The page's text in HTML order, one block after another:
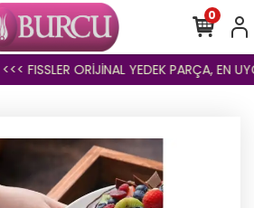
<<< FISSLER ORİJİNAL YEDEK PARÇA, EN
0